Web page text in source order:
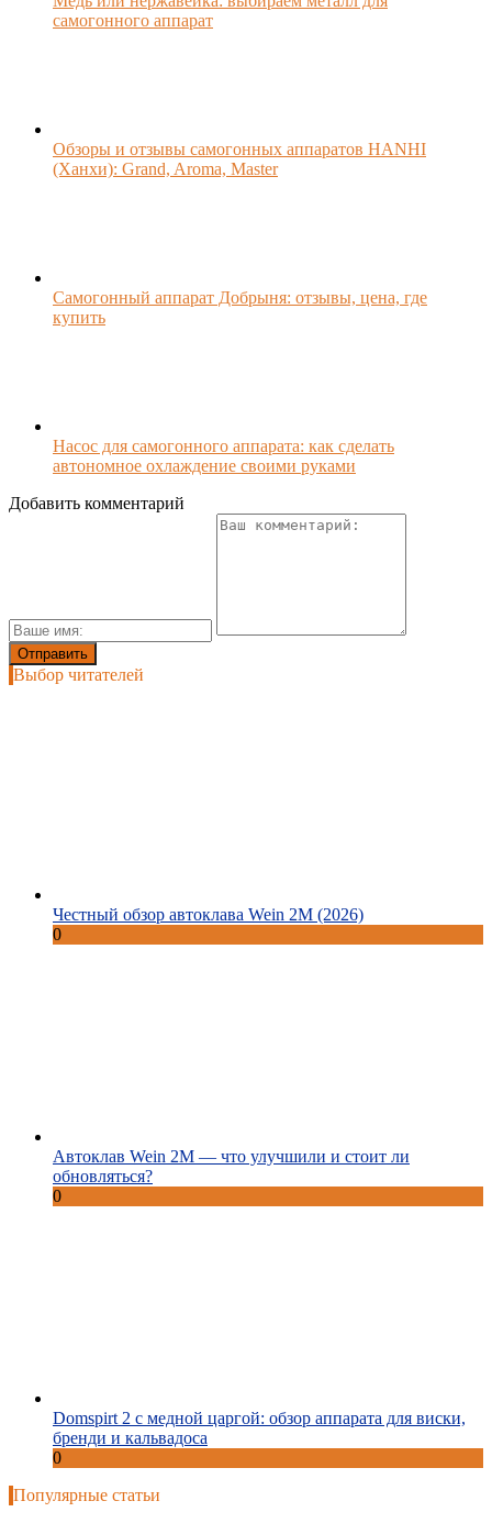
самогонного аппарат
Обзоры и отзывы самогонных аппаратов HANHI
(Ханхи): Grand, Aroma, Master
Самогонный аппарат Добрыня: отзывы, цена, где
купить
Насос для самогонного аппарата: как сделать
автономное охлаждение своими руками
Добавить комментарий
Выбор читателей
Честный обзор автоклава Wein 2M (2026)
0
Автоклав Wein 2M — что улучшили и стоит ли
обновляться?
0
Domspirt 2 с медной царгой: обзор аппарата для виски,
бренди и кальвадоса
0
Популярные статьи